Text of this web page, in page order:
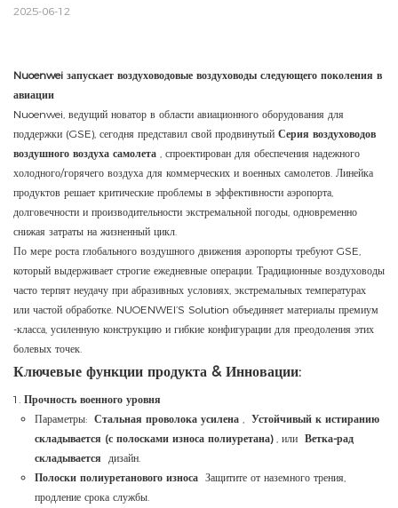
2025-06-12
Nuoenwei запускает воздуховодовые воздуховоды следующего поколения в
авиации
Nuoenwei, ведущий новатор в области авиационного оборудования для
поддержки (GSE), сегодня представил свой продвинутый Серия воздуховодов
воздушного воздуха самолета
, спроектирован для обеспечения надежного
холодного/горячего воздуха для коммерческих и военных самолетов. Линейка
продуктов решает критические проблемы в эффективности аэропорта,
долговечности и производительности экстремальной погоды, одновременно
снижая затраты на жизненный цикл.
По мере роста глобального воздушного движения аэропорты требуют GSE,
который выдерживает строгие ежедневные операции. Традиционные воздуховоды
часто терпят неудачу при абразивных условиях, экстремальных температурах
или частой обработке. NUOENWEI’S Solution объединяет материалы премиум
-класса, усиленную конструкцию и гибкие конфигурации для преодоления этих
болевых точек.
Ключевые функции продукта & Инновации:
Прочность военного уровня
Параметры: Стальная проволока усилена
Устойчивый к истиранию
складывается (с полосками износа полиуретана) , или Ветка-рад
складывается
дизайн.
Полоски полиуретанового износа Защитите от наземного трения,
продление срока службы.